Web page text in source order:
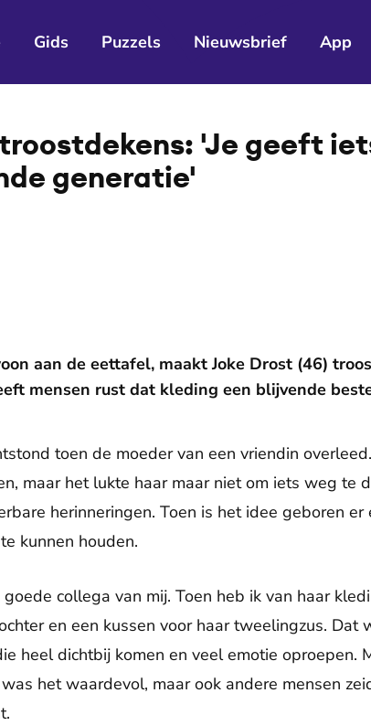
Gids Puzzels Nieuwsbrief App
'Je geeft
generatie'
aan de eettafel, maakt Joke Drost (46)
mensen rust dat kleding een blijvende
toen de moeder van een vriendin
maar het lukte haar maar niet om iets weg te
herinneringen. Toen is het idee geboren er
kunnen houden.
collega van mij. Toen heb ik van haar
en een kussen voor haar tweelingzus. Dat
heel dichtbij komen en veel emotie oproepen.
het waardevol, maar ook andere mensen